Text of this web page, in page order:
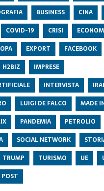
BUSINESS CINA
COVID-19 CRISI
EXPORT FACEBOOK
H2BIZ
IMPRESE
INTERVISTA
LUIGI DE FALCO
MADE
PANDEMIA PETROLIO
SOCIAL NETWORK
TRUMP TURISMO UE